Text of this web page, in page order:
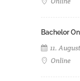
Bachelor
11.
Online